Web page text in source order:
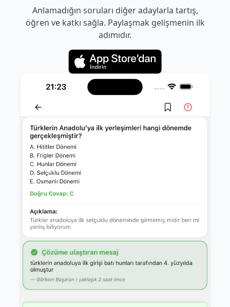
Anlamadığın soruları diğer adaylarla tartış,
öğren ve katkı sağla. Paylaşmak gelişmenin ilk
adımıdır.